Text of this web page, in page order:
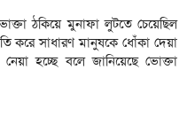
ঠকিয়ে মুনাফা লুটতে চেয়েছিল
করে সাধারণ মানুষকে ধোঁকা দেয়া
হচ্ছে বলে জানিয়েছে ভোক্তা